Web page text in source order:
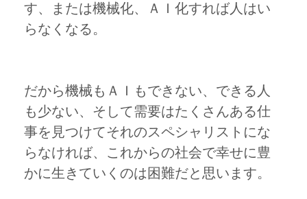
す、または機械化、ＡＩ化すれば人はい
らなくなる。
だから機械もＡＩもできない、できる人
も少ない、そして需要はたくさんある仕
事を見つけてそれのスペシャリストにな
らなければ、これからの社会で幸せに豊
かに生きていくのは困難だと思います。